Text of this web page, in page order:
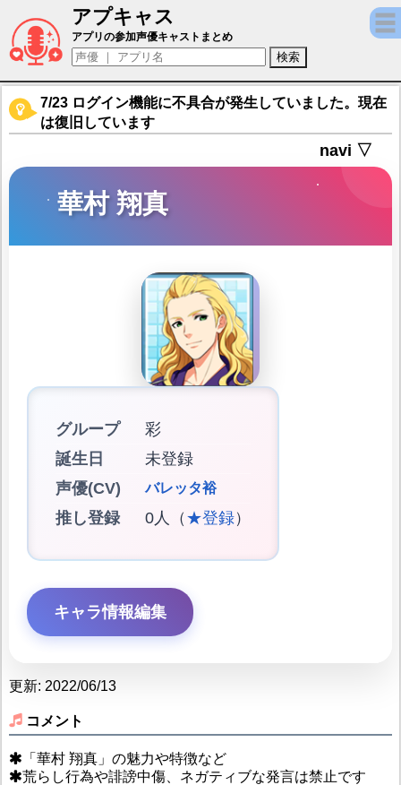
アプキャス
華村 翔真（声優：バレッタ裕)【アイドルマ
アプリの参加声優キャストまとめ
7/23 ログイン機能に不具合が発生していました。現在
は復旧しています
navi ▽
華村 翔真
グループ
彩
誕生日
未登録
声優(CV)
バレッタ裕
推し登録 0人（ ★登録）
キャラ情報編集
更新: 2022/06/13
コメント
「華村 翔真」の魅力や特徴など
荒らし行為や誹謗中傷、ネガティブな発言は禁止です